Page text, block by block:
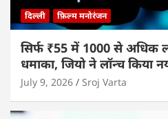
दिल्ली फ़िल्म मनोरंजन
सिर्फ ₹55 में 1000 से अधिक
धमाका, जियो ने लॉन्च किया
July 9, 2026 Sroj Varta